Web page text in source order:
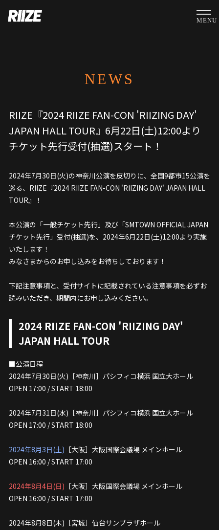
MENU
NEWS
RIIZE『2024 RIIZE FAN-CON 'RIIZING DAY'
JAPAN HALL TOUR』6月22日(土)12:00より
チケット先行受付(抽選)スタート！
2024年7月30日(火)の神奈川公演を皮切りに、全国9都市15公演を
巡る、RIIZE『2024 RIIZE FAN-CON 'RIIZING DAY' JAPAN HALL
TOUR』！
本公演の「一般チケット先行」及び「SMTOWN OFFICIAL JAPAN
チケット先行」受付(抽選)を、2024年6月22日(土)12:00より実施
いたします！
みなさまからのお申し込みをお待ちしております！
下記注意事項と、受付サイトに記載されている注意事項を必ずお
読みいただき、期間内にお申し込みください。
2024 RIIZE FAN-CON 'RIIZING DAY'
JAPAN HALL TOUR
■公演日程
2024年7月30日(火)［神奈川］パシフィコ横浜 国立大ホール
OPEN 17:00 / START 18:00
2024年7月31日(水)［神奈川］パシフィコ横浜 国立大ホール
OPEN 17:00 / START 18:00
2024年8月3日(土) ［大阪］大阪国際会議場 メインホール
OPEN 16:00 / START 17:00
2024年8月4日(日) ［大阪］大阪国際会議場 メインホール
OPEN 16:00 / START 17:00
2024年8月8日(木)［宮城］仙台サンプラザホール